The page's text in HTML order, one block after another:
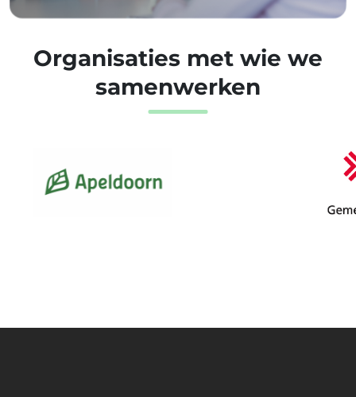
Organisaties met wie we
samenwerken